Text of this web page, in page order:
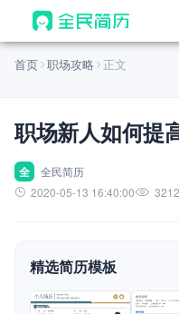
首页
AI 生成简历
AI 优化简历
AI 翻译简历
AI 模拟面试
面试自我介绍
首页 职场攻略 正文
职场新人如何提
全
全民简历
2020-05-13 16:40:00
精选简历模板